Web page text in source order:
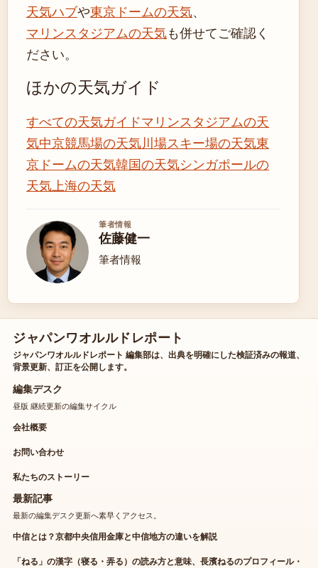
天気ハブや東京ドームの天気、
マリンスタジアムの天気も併せてご確認く
ださい。
ほかの天気ガイド
すべての天気ガイドマリンスタジアムの天
気中京競馬場の天気川場スキー場の天気東
京ドームの天気韓国の天気シンガポールの
天気上海の天気
筆者情報
佐藤健一
筆者情報
ジャパンワオルルドレポート
ジャパンワオルルドレポート 編集部は、出典を明確にした検証済みの報道、
背景更新、訂正を公開します。
編集デスク
昼版 継続更新の編集サイクル
会社概要
お問い合わせ
私たちのストーリー
最新記事
最新の編集デスク更新へ素早くアクセス。
中信とは？京都中央信用金庫と中信地方の違いを解説
「ねる」の漢字（寝る・弄る）の読み方と意味、長濱ねるのプロフィール・